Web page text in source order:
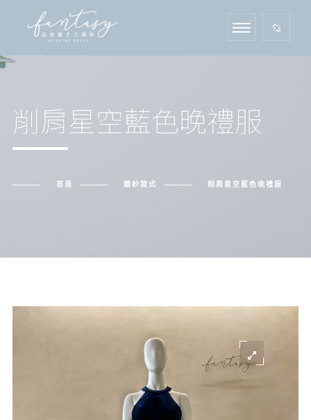
削肩星空藍色晚禮服
首頁 婚紗款式 削肩星空藍色晚禮服